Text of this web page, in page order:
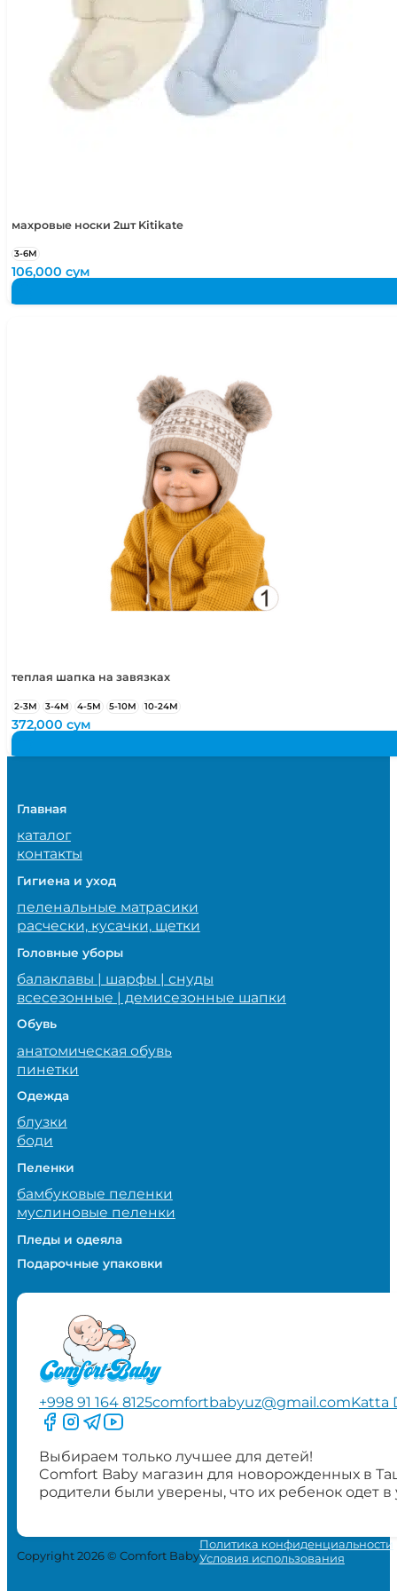
махровые носки 2шт Kitikate
3-6М
106,000сум
теплая шапка на завязках
2-3М 3-4М 4-5М 5-10М 10-24М
372,000сум
Главная
каталог
контакты
Гигиена и уход
пеленальные матрасики
расчески, кусачки, щетки
Головные уборы
балаклавы | шарфы | снуды
всесезонные | демисезонные шапки
Обувь
анатомическая обувь
пинетки
Одежда
блузки
боди
Пеленки
бамбуковые пеленки
муслиновые пеленки
Пледы и одеяла
Подарочные упаковки
+998 91 164 8125comfortbabyuz@gmail.comKatta
Следите за нами на Facebook
Следите за нами в Instagram
Следите за нами в Telegram
Следите за нами в YouTube
Выбираем только лучшее для детей!
Comfort Baby магазин для новорожденных в
родители были уверены, что их ребенок одет
Copyright 2026 © Comfort Baby
Политика конфиденциальности
Условия использования